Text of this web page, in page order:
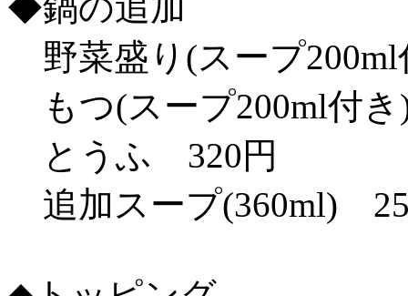
◆鍋の追加
野菜盛り(スープ
もつ(スープ200ml付
とうふ 320円
追加スープ(360ml)